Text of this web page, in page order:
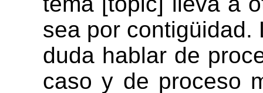
sea por
duda hablar de
caso y de proceso